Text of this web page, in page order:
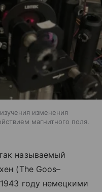
изменения
магнитного поля.
называемый
(The Goos–
году немецкими